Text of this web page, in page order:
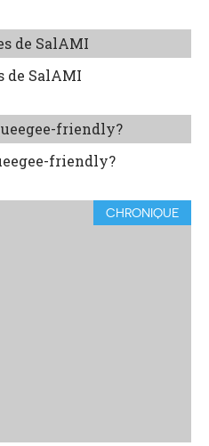
de SalAMI
friendly?
CHRONIQUE